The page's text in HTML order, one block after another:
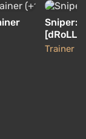
Sniper:
[dRoLLe]
Trainer